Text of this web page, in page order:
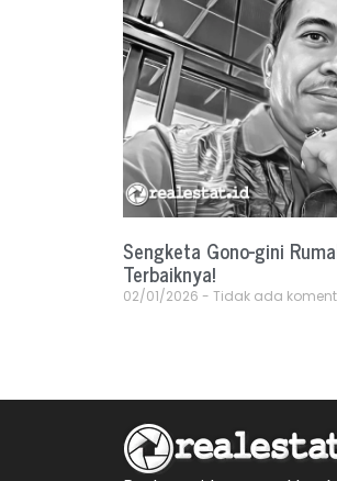
Sengketa Gono-gini
Terbaiknya!
02/01/2026 Tidak ada